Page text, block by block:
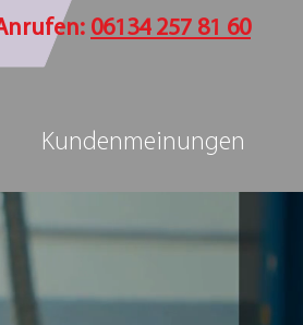
06134 257 81 60
Kundenmeinungen